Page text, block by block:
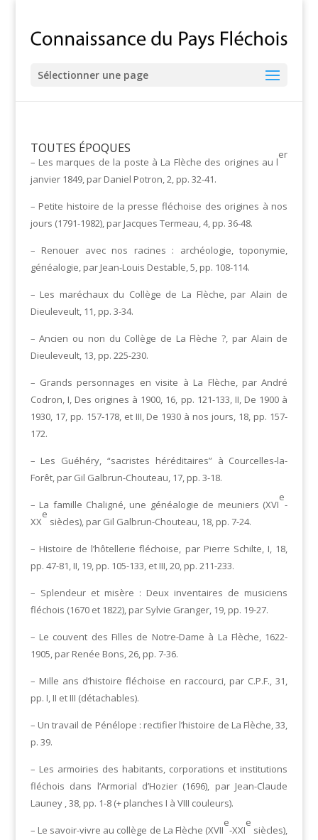
Sélectionner une page
TOUTES ÉPOQUES
– Les marques de la poste à La Flèche des origines au l
er
janvier 1849, par Daniel Potron, 2, pp. 32-41.
– Petite histoire de la presse fléchoise des origines à nos
jours (1791-1982), par Jacques Termeau, 4, pp. 36-48.
– Renouer avec nos racines : archéologie, toponymie,
généalogie, par Jean-Louis Destable, 5, pp. 108-114.
– Les maréchaux du Collège de La Flèche, par Alain de
Dieuleveult, 11, pp. 3-34.
– Ancien ou non du Collège de La Flèche ?, par Alain de
Dieuleveult, 13, pp. 225-230.
– Grands personnages en visite à La Flèche, par André
Codron, I, Des origines à 1900, 16, pp. 121-133, II, De 1900 à
1930, 17, pp. 157-178, et III, De 1930 à nos jours, 18, pp. 157-
172.
– Les Guéhéry, “sacristes héréditaires” à Courcelles-la-
Forêt, par Gil Galbrun-Chouteau, 17, pp. 3-18.
– La famille Chaligné, une généalogie de meuniers (XVI
e
-
XX
e
siècles), par Gil Galbrun-Chouteau, 18, pp. 7-24.
– Histoire de l’hôtellerie fléchoise, par Pierre Schilte, I, 18,
pp. 47-81, II, 19, pp. 105-133, et III, 20, pp. 211-233.
– Splendeur et misère : Deux inventaires de musiciens
fléchois (1670 et 1822), par Sylvie Granger, 19, pp. 19-27.
– Le couvent des Filles de Notre-Dame à La Flèche, 1622-
1905, par Renée Bons, 26, pp. 7-36.
– Mille ans d’histoire fléchoise en raccourci, par C.P.F., 31,
pp. I, II et III (détachables).
– Un travail de Pénélope : rectifier l’histoire de La Flèche, 33,
p. 39.
– Les armoiries des habitants, corporations et institutions
fléchois dans l’Armorial d’Hozier (1696), par Jean-Claude
Launey , 38, pp. 1-8 (+ planches I à VIII couleurs).
– Le savoir-vivre au collège de La Flèche (XVII
e
-XXI
e
siècles),